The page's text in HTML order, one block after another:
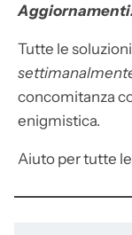
Tutte le
concomitanza
enigmistica.
Aiuto per tutte